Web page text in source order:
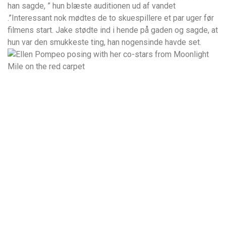
han sagde, ” hun blæste auditionen ud af vandet
.”Interessant nok mødtes de to skuespillere et par uger før
filmens start. Jake stødte ind i hende på gaden og sagde, at
hun var den smukkeste ting, han nogensinde havde set.